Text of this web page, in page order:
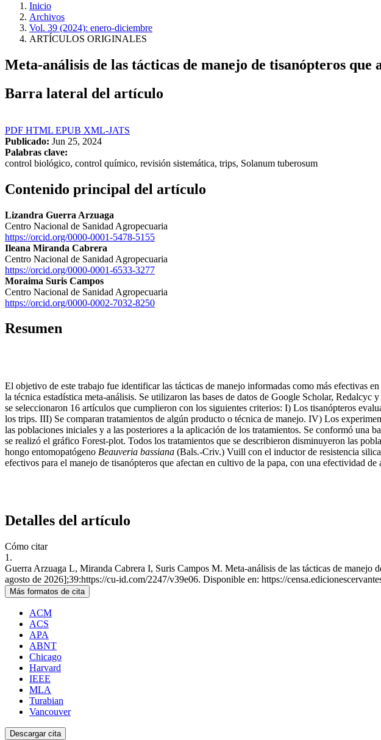
Inicio
Archivos
Vol. 39 (2024): enero-diciembre
ARTÍCULOS ORIGINALES
Meta-análisis de las tácticas de manejo de tisanópteros que
Barra lateral del artículo
PDF HTML EPUB XML-JATS
Publicado: Jun 25, 2024
Palabras clave:
control biológico, control químico, revisión sistemática, trips, Solanum tuberosum
Contenido principal del artículo
Lizandra Guerra Arzuaga
Centro Nacional de Sanidad Agropecuaria
https://orcid.org/0000-0001-5478-5155
Ileana Miranda Cabrera
Centro Nacional de Sanidad Agropecuaria
https://orcid.org/0000-0001-6533-3277
Moraima Suris Campos
Centro Nacional de Sanidad Agropecuaria
https://orcid.org/0000-0002-7032-8250
Resumen
El objetivo de este trabajo fue identificar las tácticas de manejo informadas como más efectivas
la técnica estadística meta-análisis. Se utilizaron las bases de datos de Google Scholar,
se seleccionaron 16 artículos que cumplieron con los siguientes criterios: I) Los tisanópteros
los trips. III) Se comparan tratamientos de algún producto o técnica de manejo. IV) Los
las poblaciones iniciales y a las posteriores a la aplicación de los tratamientos. Se conformó una
se realizó el gráfico Forest-plot. Todos los tratamientos que se describieron disminuyeron las
hongo entomopatógeno Beauveria bassiana (Bals.-Criv.) Vuill con el inductor de resistencia
efectivos para el manejo de tisanópteros que afectan en cultivo de la papa, con una efectividad de
Detalles del artículo
Cómo citar
1.
Guerra Arzuaga L, Miranda Cabrera I, Suris Campos M. Meta-análisis de las tácticas de
agosto de 2026];39:https://cu-id.com/2247/v39e06. Disponible en: https://
Más formatos de cita
ACM
ACS
APA
ABNT
Chicago
Harvard
IEEE
MLA
Turabian
Vancouver
Descargar cita